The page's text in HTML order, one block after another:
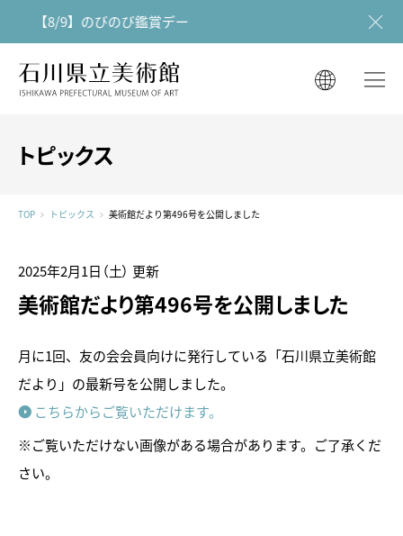
【8/9】のびのび鑑賞デー
繁體中文
トピックス
TOP トピックス 美術館だより第496号を公開しました
2025年2月1日（土） 更新
美術館だより第496号を公開しました
月に1回、友の会会員向けに発行している「石川県立美術館
だより」の最新号を公開しました。
こちらからご覧いただけます。
※ご覧いただけない画像がある場合があります。ご了承くだ
さい。
简体中文